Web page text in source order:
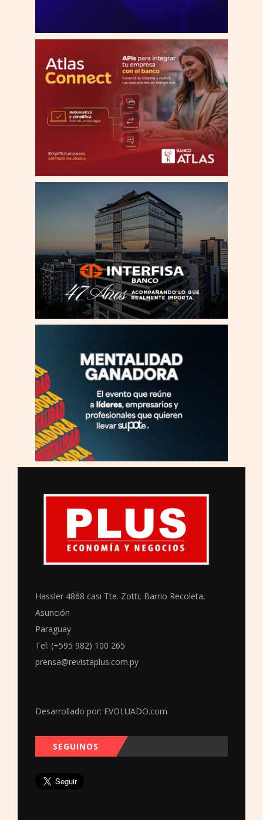
Hassler 4868 casi Tte. Zotti, Barrio Recoleta,
Asunción
Paraguay
Tel: (+595 982) 100 265
prensa@revistaplus.com.py
Desarrollado por: EVOLUADO.com
SEGUINOS